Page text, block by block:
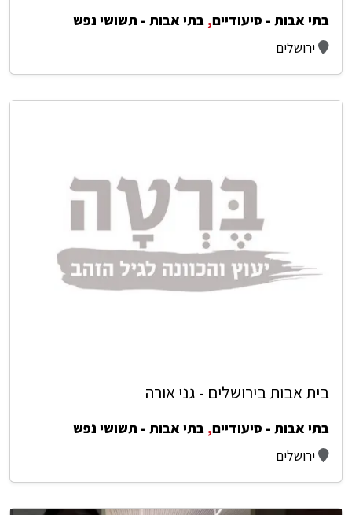
בתי אבות - סיעודיים, בתי אבות - תשושי נפש
ירושלים
בית אבות בירושלים - גני אורה
בתי אבות - סיעודיים, בתי אבות - תשושי נפש
ירושלים